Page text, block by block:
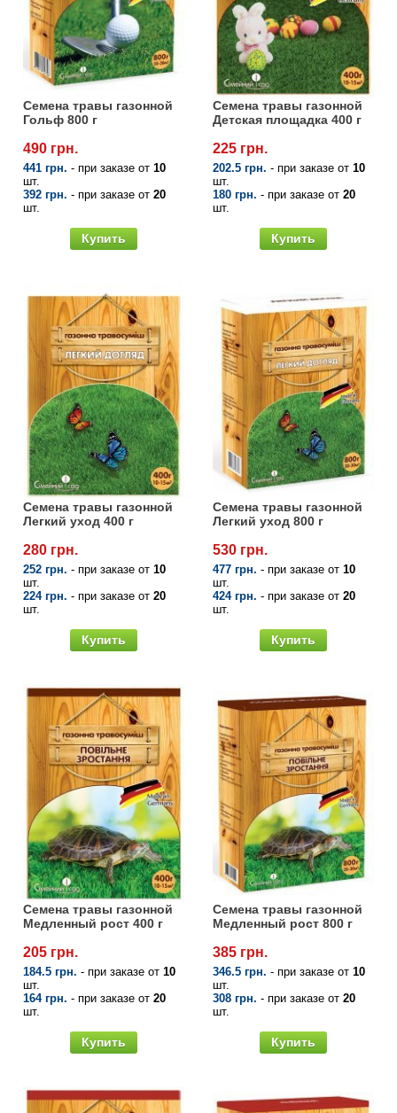
Семена травы газонной
Гольф 800 г
490 грн.
441 грн. - при заказе от 10
шт.
392 грн. - при заказе от 20
шт.
Купить
Семена травы газонной
Детская площадка 400 г
225 грн.
202.5 грн. - при заказе от 10
шт.
180 грн. - при заказе от 20
шт.
Купить
Семена травы газонной
Легкий уход 400 г
280 грн.
252 грн. - при заказе от 10
шт.
224 грн. - при заказе от 20
шт.
Купить
Семена травы газонной
Легкий уход 800 г
530 грн.
477 грн. - при заказе от 10
шт.
424 грн. - при заказе от 20
шт.
Купить
Семена травы газонной
Медленный рост 400 г
205 грн.
184.5 грн. - при заказе от 10
шт.
164 грн. - при заказе от 20
шт.
Купить
Семена травы газонной
Медленный рост 800 г
385 грн.
346.5 грн. - при заказе от 10
шт.
308 грн. - при заказе от 20
шт.
Купить
Семена сидератов
Семена табака
Семена томатов
Семена газонной травы
Семена тыквы, патиссона
Семена укропа
Семена цветов
Семена шпината
Семена щавеля
Элитные семена в банках
Средства защиты от мух
Средства защиты от моли
Средства защиты от капустницы
Средства защиты от кротов
Средства защиты от грызунов
Препараты для септиков, выгребных ям и
дачных туалетов, биодеструкторы
Хозяйственные товары
Средства защиты растений
Лидеры продаж
Купить семена - хиты продаж
Архив